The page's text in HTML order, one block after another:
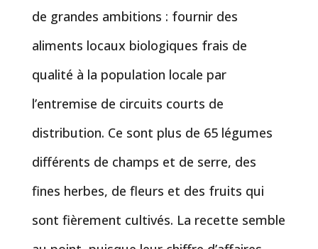
de grandes ambitions : fournir des
aliments locaux biologiques frais de
qualité à la population locale par
l’entremise de circuits courts de
distribution. Ce sont plus de 65 légumes
différents de champs et de serre, des
fines herbes, de fleurs et des fruits qui
sont fièrement cultivés. La recette semble